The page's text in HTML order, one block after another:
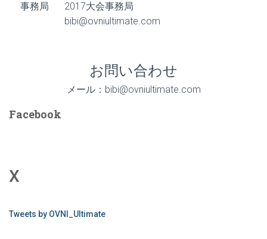
事務局
2017大会事務局
bibi@ovniultimate.com
お問い合わせ
メール：bibi@ovniultimate.com
Facebook
X
Tweets by OVNI_Ultimate